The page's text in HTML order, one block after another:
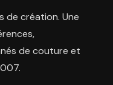
de création. Une
de couture et